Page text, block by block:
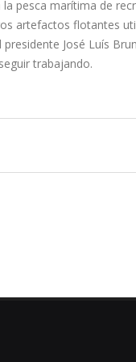
pesca marítima de
artefactos flotantes
José Luís
trabajando.